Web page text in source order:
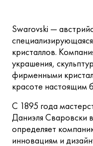
Swarovski —
кристаллов.
украшения,
фирменными
красоте настоящим
С 1895 года
Даниэля Сваровски
определяет
инновациям и